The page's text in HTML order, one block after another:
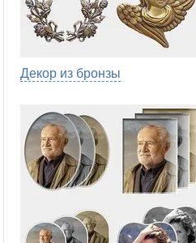
Декор из бронзы